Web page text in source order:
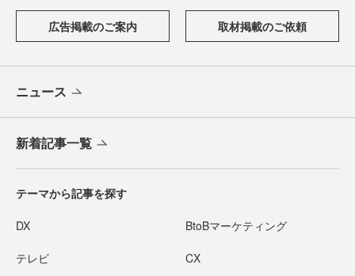
広告掲載のご案内 取材掲載のご依頼
ニュース
新着記事一覧
テーマから記事を探す
DX BtoBマーケティング
テレビ CX